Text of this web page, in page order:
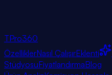
TPro360
ÖzelliklerNasıl ÇalışırEklenti
StüdyosuFiyatlandırmaBlog